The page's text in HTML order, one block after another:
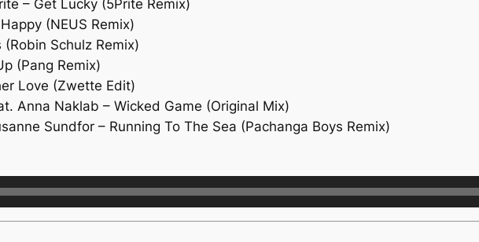
– Get Lucky (5Prite Remix)
(NEUS Remix)
(Robin Schulz Remix)
(Pang Remix)
Love (Zwette Edit)
Anna Naklab – Wicked Game (Original Mix)
Sundfor – Running To The Sea (Pachanga Boys Remix)